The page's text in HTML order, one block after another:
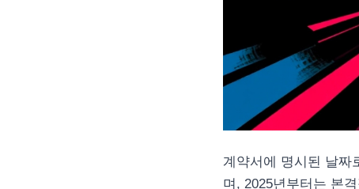
계약서에 명시된 날짜
며, 2025년부터는 본